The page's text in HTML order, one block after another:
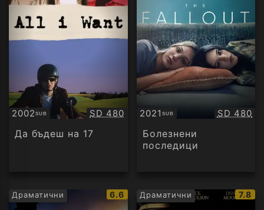
2002SUB
Субтитри Качество:
SD 480
Да бъдеш на 17
2021 SUB
Субтитри SD 480
Болезнени
последици
Драматични
IMDb
рейтинг:
6.6 Драматични
IMDb
7.8